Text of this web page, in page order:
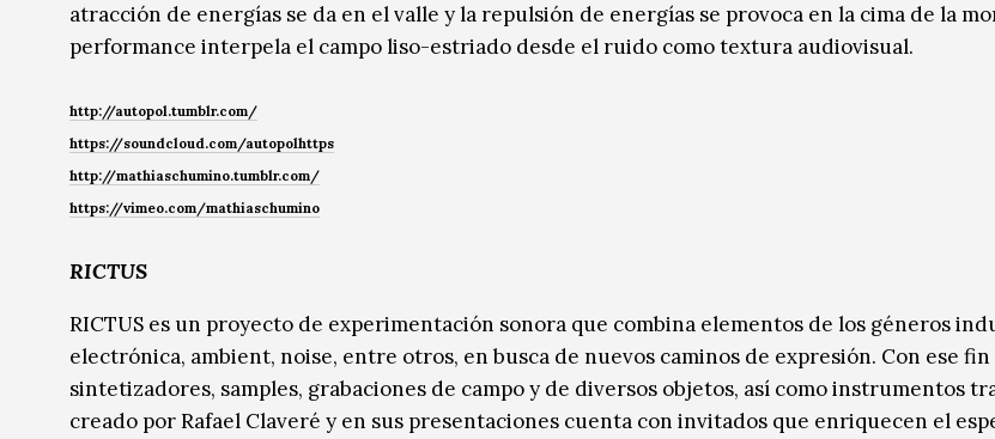
atracción de energías se da en el valle y la repulsión de energías se provoca en la cima de la
performance interpela el campo liso-estriado desde el ruido como textura audiovisual.
http://autopol.tumblr.com/
https://soundcloud.com/autopolhttps
http://mathiaschumino.tumblr.com/
https://vimeo.com/mathiaschumino
RICTUS
RICTUS es un proyecto de experimentación sonora que combina elementos de los géneros
electrónica, ambient, noise, entre otros, en busca de nuevos caminos de expresión. Con ese
sintetizadores, samples, grabaciones de campo y de diversos objetos, así como instrumentos
creado por Rafael Claveré y en sus presentaciones cuenta con invitados que enriquecen el